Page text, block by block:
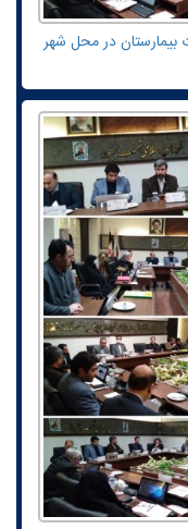
بیمارستان در محل شهر